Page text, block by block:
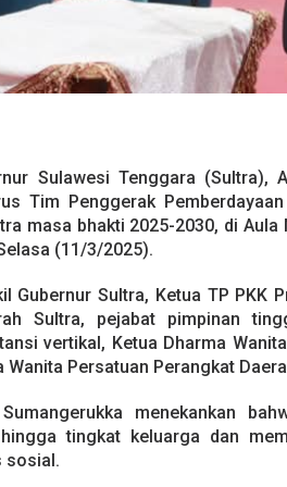
Sulawesi Tenggara (Sultra),
Tim Penggerak
masa bhakti 2025-2030, di Aula
(11/3/2025).
Gubernur Sultra, Ketua TP PKK
Sultra, pejabat pimpinan
vertikal, Ketua Dharma
Persatuan Perangkat
menekankan
tingkat keluarga dan
sosial.
Ditikam
saat Pesta
8.000 Liter
Tersangka
Di Kriminal, News